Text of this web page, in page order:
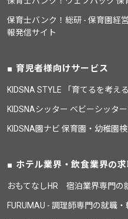
保育士バンク！総研 - 保育園経
報発信サイト
育児者様向けサービス
KIDSNA STYLE 「育てるを考え
KIDSNAシッター ベビーシッタ
KIDSNA園ナビ 保育園・幼稚園
ホテル業界・飲食業界の
おもてなしHR 宿泊業界専門の
FURUMAU - 調理師専門の就職